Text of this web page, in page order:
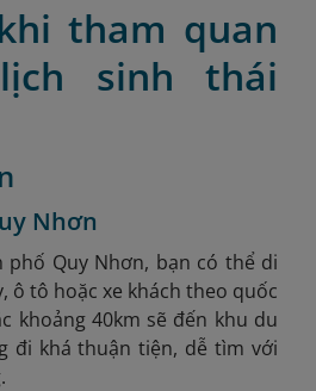
tham quan
sinh thái
Nhơn
Quy Nhơn, bạn có thể di
ô tô hoặc xe khách theo quốc
khoảng 40km sẽ đến khu du
đi khá thuận tiện, dễ tìm với